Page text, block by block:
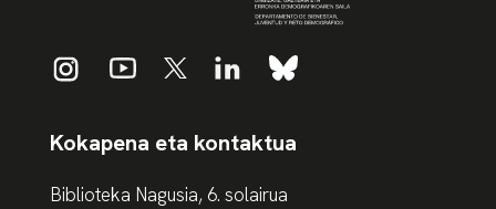
Kokapena eta kontaktua
Biblioteka Nagusia, 6. solairua